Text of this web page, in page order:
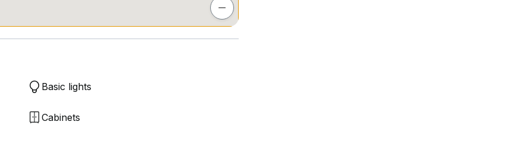
Basic lights
Cabinets